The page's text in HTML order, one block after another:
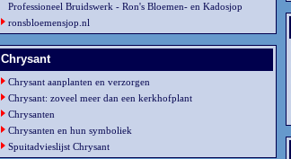
Professioneel Bruidswerk - Ron's Bloemen- en Kadosjop
ronsbloemensjop.nl
Chrysant
Chrysant aanplanten en verzorgen
Chrysant: zoveel meer dan een kerkhofplant
Chrysanten
Chrysanten en hun symboliek
Spuitadvieslijst Chrysant